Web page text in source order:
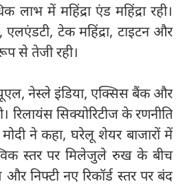
लाभ में महिंद्रा एंड महिंद्रा रही।
टेक महिंद्रा, टाइटन और
से तेजी रही।
नेस्ले इंडिया, एक्सिस बैंक और
रिलायंस सिक्योरिटीज के रणनीति
ने कहा, घरेलू शेयर बाजारों में
स्तर पर मिलेजुले रुख के बीच
निफ्टी नए रिकॉर्ड स्तर पर बंद